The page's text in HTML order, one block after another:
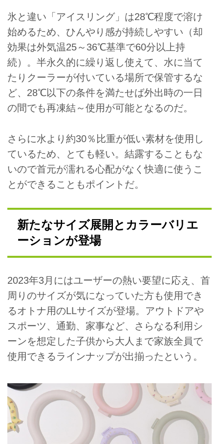
氷と違い「アイスリング」は28℃程度で溶け
始めるため、ひんやり感が持続しやすい（却
効果は外気温25～36℃基準で60分以上持
続）。半永久的に繰り返し使えて、水に当て
たりクーラーが付いている場所で保管するな
ど、28℃以下の条件を満たせば外出時の一日
の間でも再凍結～使用が可能となるのだ。
さらに水より約30％比重が低い素材を使用し
ているため、とても軽い。結露することもな
いので首元が濡れる心配がなく快適に使うこ
とができることもポイントだ。
新たなサイズ展開とカラーバリエ
ーションが登場
2023年3月にはユーザーの熱い要望に応え、首
周りのサイズが気になっていた方も使用でき
るオトナ用のLLサイズが登場。アウトドアや
スポーツ、通勤、家事など、さらなる利用シ
ーンを想定した子供から大人まで家族全員で
使用できるラインナップが出揃ったという。